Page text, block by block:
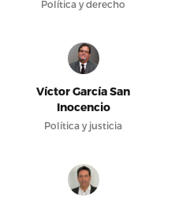
Política y derecho
Víctor García San
Inocencio
Política y justicia